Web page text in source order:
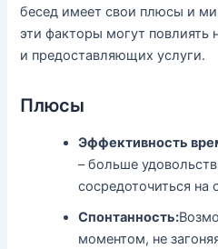
бесед имеет свои плюсы и
эти факторы могут повлиять
и предоставляющих услуги.
Плюсы
Эффективность
– больше
сосредоточиться на
Спонтанность:
моментом, не